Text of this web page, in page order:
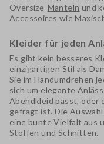
Oversize-Mänteln und
Accessoires wie
Kleider für jeden
Es gibt kein besseres
einzigartigen Stil als
Sie im Handumdrehen
sich um elegante
Abendkleid passt, oder
gefragt ist. Die
eine bunte Vielfalt aus
Stoffen und Schnitten.